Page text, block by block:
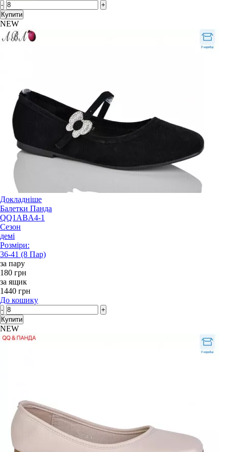
-
+
Купити
NEW
Докладніше
Балетки Панда
QQ1ABA4-1
Сезон
демі
Розміри:
36-41 (8 Пар)
за пару
180 грн
за ящик
1440 грн
До кошику
-
+
Купити
NEW